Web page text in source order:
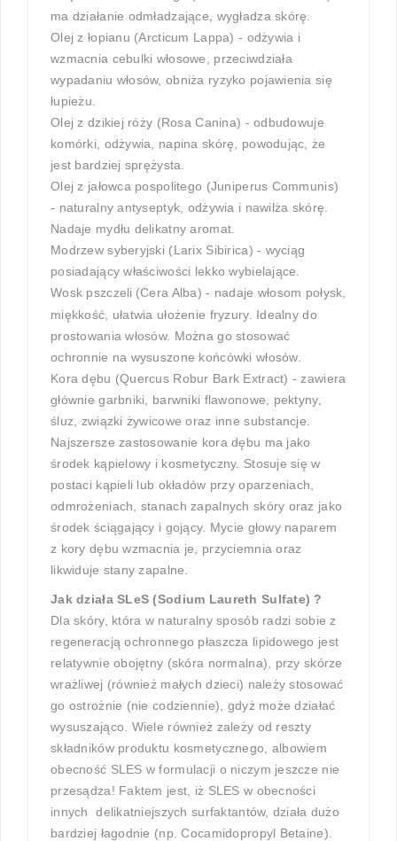
ma działanie odmładzające, wygładza skórę.
Olej z łopianu (Arcticum Lappa) - odżywia i
wzmacnia cebulki włosowe, przeciwdziała
wypadaniu włosów, obniża ryzyko pojawienia się
łupieżu.
Olej z dzikiej róży (Rosa Canina) - odbudowuje
komórki, odżywia, napina skórę, powodując, że
jest bardziej sprężysta.
Olej z jałowca pospolitego (Juniperus Communis)
- naturalny antyseptyk, odżywia i nawilża skórę.
Nadaje mydłu delikatny aromat.
Modrzew syberyjski (Larix Sibirica) - wyciąg
posiadający właściwości lekko wybielające.
Wosk pszczeli (Cera Alba) - nadaje włosom połysk,
miękkość, ułatwia ułożenie fryzury. Idealny do
prostowania włosów. Można go stosować
ochronnie na wysuszone końcówki włosów.
Kora dębu (Quercus Robur Bark Extract) - zawiera
głównie garbniki, barwniki flawonowe, pektyny,
śluz, związki żywicowe oraz inne substancje.
Najszersze zastosowanie kora dębu ma jako
środek kąpielowy i kosmetyczny. Stosuje się w
postaci kąpieli lub okładów przy oparzeniach,
odmrożeniach, stanach zapalnych skóry oraz jako
środek ściągający i gojący. Mycie głowy naparem
z kory dębu wzmacnia je, przyciemnia oraz
likwiduje stany zapalne.
Jak działa SLeS (Sodium Laureth Sulfate) ?
Dla skóry, która w naturalny sposób radzi sobie z
regeneracją ochronnego płaszcza lipidowego jest
relatywnie obojętny (skóra normalna), przy skórze
wrażliwej (również małych dzieci) należy stosować
go ostrożnie (nie codziennie), gdyż może działać
wysuszająco. Wiele również zależy od reszty
składników produktu kosmetycznego, albowiem
obecność SLES w formulacji o niczym jeszcze nie
przesądza! Faktem jest, iż SLES w obecności
innych delikatniejszych surfaktantów, działa dużo
bardziej łagodnie (np. Cocamidopropyl Betaine).